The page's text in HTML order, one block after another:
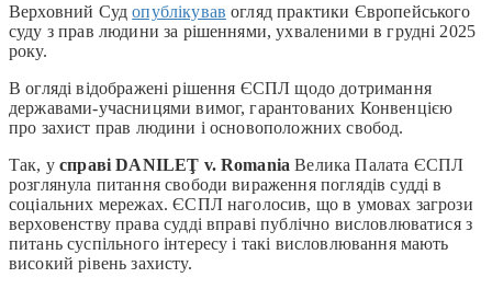
Верховний Судопублікував огляд практики Європейського
суду з прав людини за рішеннями, ухваленими в грудні 2025
року.
В огляді відображені рішення ЄСПЛ щодо дотримання
державами-учасницями вимог, гарантованих Конвенцією
про захист прав людини і основоположних свобод.
Так, усправі DANILEŢ v. Romania Велика Палата ЄСПЛ
розглянула питання свободи вираження поглядів судді в
соціальних мережах. ЄСПЛ наголосив, що в умовах загрози
верховенству права судді вправі публічно висловлюватися з
питань суспільного інтересу і такі висловлювання мають
високий рівень захисту.